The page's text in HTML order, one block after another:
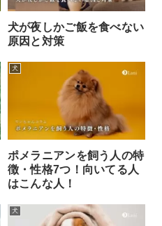
犬が夜しかご飯を食べない
原因と対策
犬
ポメラニアンを飼う人の特
徴・性格7つ！向いてる人
はこんな人！
犬